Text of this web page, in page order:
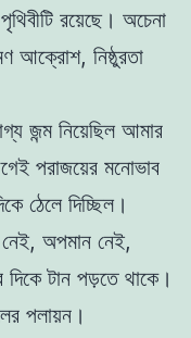
রয়েছে। অচেনা
আক্রোশ, নিষ্ঠুরতা
জন্ম নিয়েছিল আমার
পরাজয়ের মনোভাব
ঠেলে দিচ্ছিল।
নেই, অপমান নেই,
টান পড়তে থাকে।
পলায়ন।